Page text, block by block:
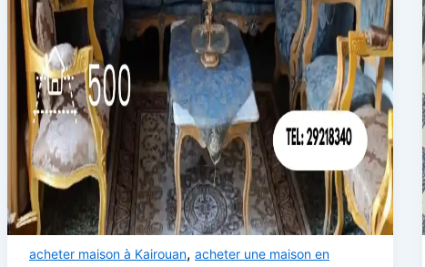
acheter maison à Kairouan, acheter une maison en